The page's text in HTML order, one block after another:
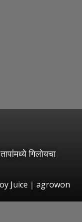
गिलोयचा
Juice | agrowon